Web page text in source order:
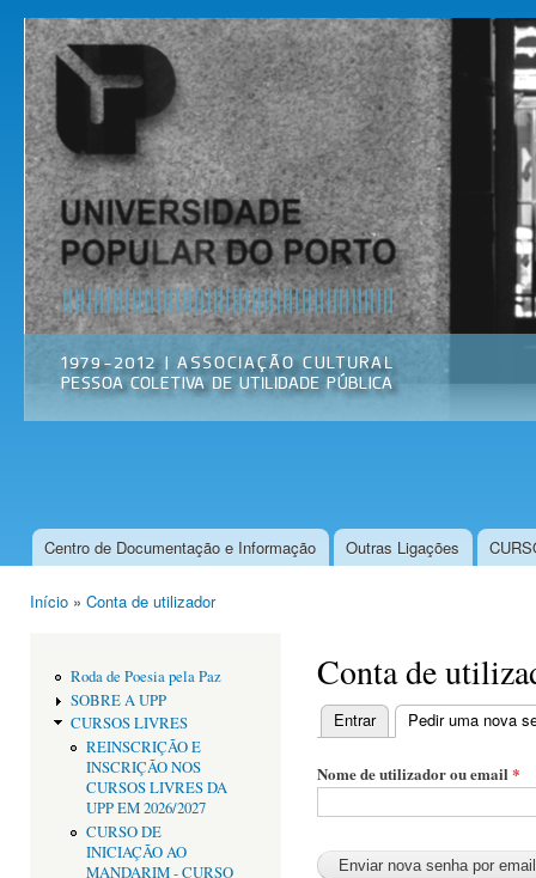
Universidade
Popular do
Porto
Associação
Cultural
Menu principal
Centro de Documentação e Informação Outras Ligações
Início » Conta de utilizador
Roda de Poesia pela Paz
SOBRE A UPP
CURSOS LIVRES
REINSCRIÇÃO E
INSCRIÇÃO NOS
CURSOS LIVRES DA
UPP EM 2026/2027
CURSO DE
INICIAÇÃO AO
MANDARIM - CURSO
Conta de
Separadores
Entrar Pedir uma nova
Nome de utilizador ou email *